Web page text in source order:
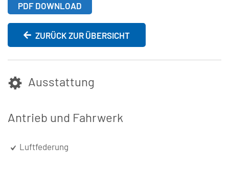
PDF DOWNLOAD
ZURÜCK ZUR ÜBERSICHT
Ausstattung
Antrieb und Fahrwerk
Luftfederung